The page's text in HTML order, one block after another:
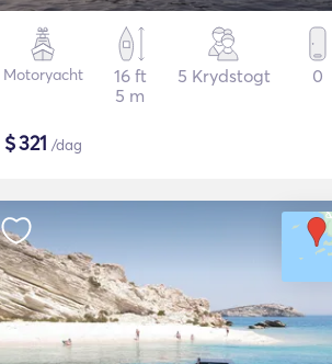
Motoryacht
16 ft
5 m
5 Krydstogt 0
$321 /dag